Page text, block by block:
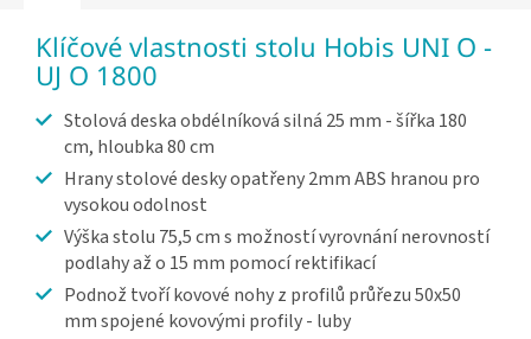
Klíčové vlastnosti stolu Hobis UNI O -
UJ O 1800
Stolová deska obdélníková silná 25 mm - šířka 180
cm, hloubka 80 cm
Hrany stolové desky opatřeny 2mm ABS hranou pro
vysokou odolnost
Výška stolu 75,5 cm s možností vyrovnání nerovností
podlahy až o 15 mm pomocí rektifikací
Podnož tvoří kovové nohy z profilů průřezu 50x50
mm spojené kovovými profily - luby